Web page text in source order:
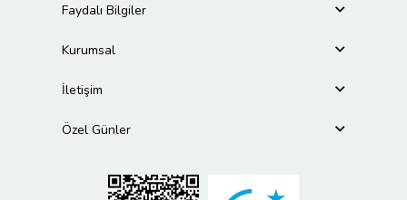
Faydalı Bilgiler
Kurumsal
İletişim
Özel Günler